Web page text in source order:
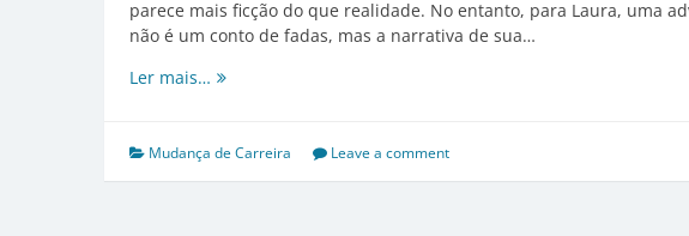
parece mais ficção do que realidade. No entanto, para Laura, uma
não é um conto de fadas, mas a narrativa de sua…
Ler mais… Quando
Encontra
a
Mudança de Carreira Leave a comment